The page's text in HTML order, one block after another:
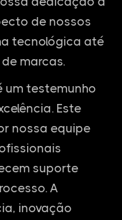
de nossos
tecnológica até
marcas.
um testemunho
Este
nossa equipe
suporte
A
inovação